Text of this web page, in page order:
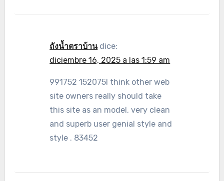
ถังน้ำตราบ้าน dice:
diciembre 16, 2025 a las 1:59 am
991752 152075I think other web
site owners really should take
this site as an model, very clean
and superb user genial style and
style . 83452